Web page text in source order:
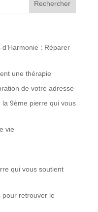
: Réparer
une thérapie
de votre adresse
la 9ème pierre qui vous
vie
qui vous soutient
pour retrouver le